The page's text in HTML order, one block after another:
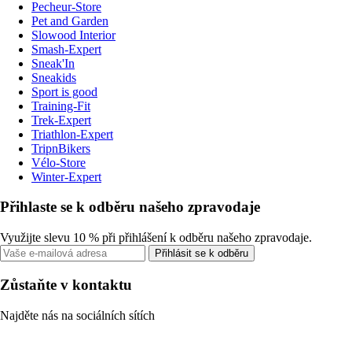
Pecheur-Store
Pet and Garden
Slowood Interior
Smash-Expert
Sneak'In
Sneakids
Sport is good
Training-Fit
Trek-Expert
Triathlon-Expert
TripnBikers
Vélo-Store
Winter-Expert
Přihlaste se k odběru našeho zpravodaje
Využijte slevu 10 % při přihlášení k odběru našeho zpravodaje.
Přihlásit se k odběru
Zůstaňte v kontaktu
Najděte nás na sociálních sítích